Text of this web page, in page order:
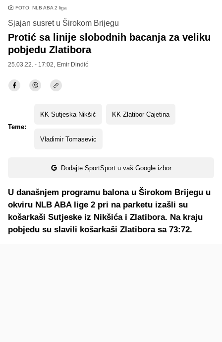
FOTO: NLB ABA 2 liga
Sjajan susret u Širokom Brijegu
Protić sa linije slobodnih bacanja za veliku
pobjedu Zlatibora
25.03.22. - 17:02, Emir Dindić
Teme:
KK Sutjeska Nikšić KK Zlatibor Cajetina
Vladimir Tomasevic
Dodajte SportSport u vaš Google izbor
U današnjem programu balona u Širokom Brijegu u
okviru NLB ABA lige 2 pri na parketu izašli su
košarkaši Sutjeske iz Nikšića i Zlatibora. Na kraju
pobjedu su slavili košarkaši Zlatibora sa 73:72.